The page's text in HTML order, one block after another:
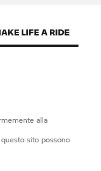
alla
sito possono